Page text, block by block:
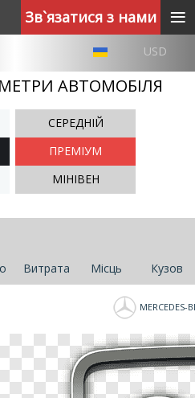
USD
АВТОМОБІЛЯ
СЕРЕДНІЙ
ПРЕМІУМ
МІНІВЕН
Витрата Місць Кузов
MERCEDES-
Зв`язатися з нами ≡